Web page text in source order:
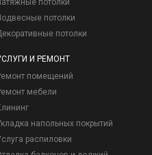
потолки
потолки
потолки
И РЕМОНТ
помещений
мебели
напольных покрытий
распиловки